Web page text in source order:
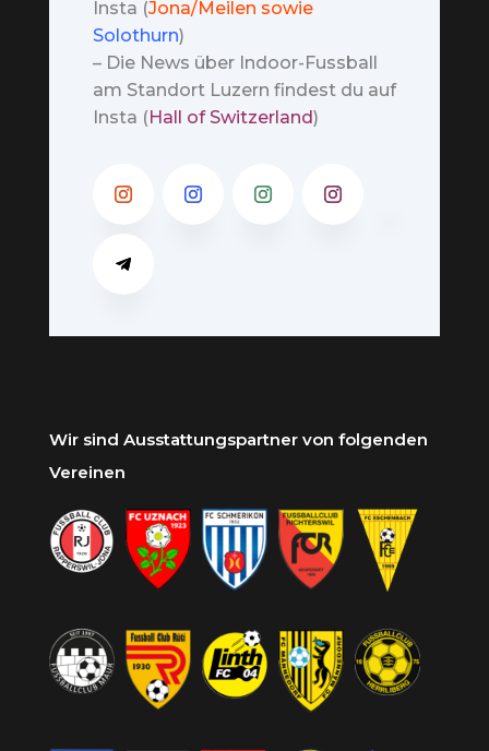
Insta (Jona/Meilen sowie
Solothurn)
– Die News über Indoor-Fussball
am Standort Luzern findest du auf
Insta (Hall of Switzerland)
Wir sind Ausstattungspartner von folgenden
Vereinen